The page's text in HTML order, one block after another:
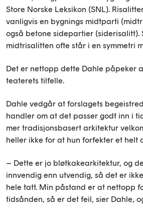
Store Norske Leksikon (SNL).
vanligvis en bygnings midtparti
også betone sidepartier (siderisalitt).
midtrisalitten ofte står i en symmetri
Det er nettopp dette Dahle påpeker
teaterets tilfelle.
Dahle vedgår at forslagets
handler om at det passer godt inn i
mer tradisjonsbasert arkitektur
heller ikke for at hun forfekter et helt
– Dette er jo bløtkakearkitektur, og
innvendig enn utvendig, så det er
hele tatt. Min påstand er at nettopp
tidsånden, så er det feil, sier Dahle,